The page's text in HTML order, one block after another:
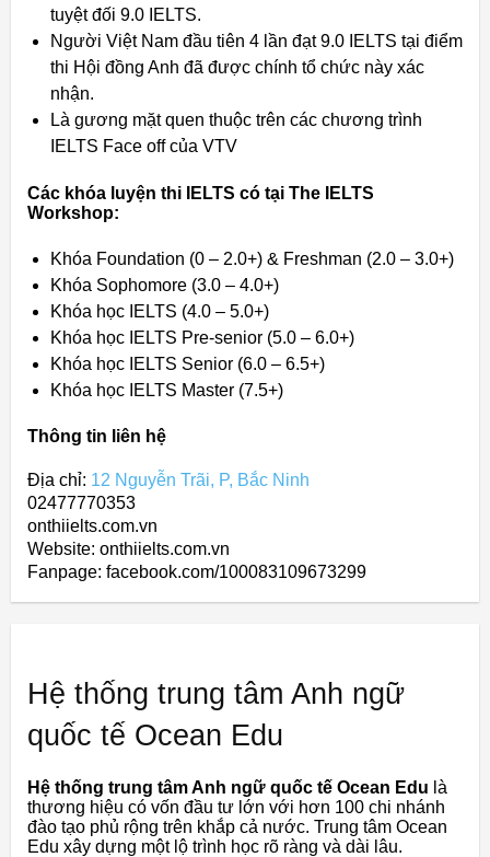
tuyệt đối 9.0 IELTS.
Người Việt Nam đầu tiên 4 lần đạt 9.0 IELTS tại điểm
thi Hội đồng Anh đã được chính tổ chức này xác
nhận.
Là gương mặt quen thuộc trên các chương trình
IELTS Face off của VTV
Các khóa luyện thi IELTS có tại The IELTS
Workshop:
Khóa Foundation (0 – 2.0+) & Freshman (2.0 – 3.0+)
Khóa Sophomore (3.0 – 4.0+)
Khóa học IELTS (4.0 – 5.0+)
Khóa học IELTS Pre-senior (5.0 – 6.0+)
Khóa học IELTS Senior (6.0 – 6.5+)
Khóa học IELTS Master (7.5+)
Thông tin liên hệ
Địa chỉ: 12 Nguyễn Trãi, P, Bắc Ninh
02477770353
onthiielts.com.vn
Website: onthiielts.com.vn
Fanpage: facebook.com/100083109673299
Hệ thống trung tâm Anh ngữ
quốc tế Ocean Edu
Hệ thống trung tâm Anh ngữ quốc tế Ocean Edu là
thương hiệu có vốn đầu tư lớn với hơn 100 chi nhánh
đào tạo phủ rộng trên khắp cả nước. Trung tâm Ocean
Edu xây dựng một lộ trình học rõ ràng và dài lâu.